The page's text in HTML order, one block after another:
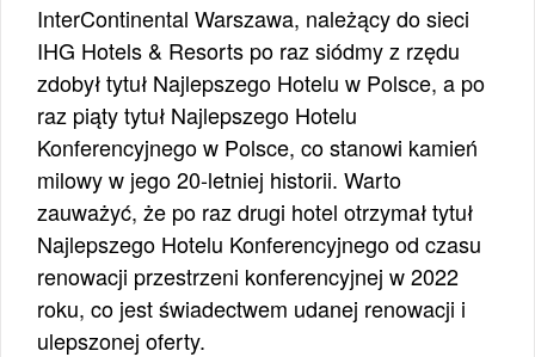
InterContinental Warszawa, należący do sieci
IHG Hotels & Resorts po raz siódmy z rzędu
zdobył tytuł Najlepszego Hotelu w Polsce, a po
raz piąty tytuł Najlepszego Hotelu
Konferencyjnego w Polsce, co stanowi kamień
milowy w jego 20-letniej historii. Warto
zauważyć, że po raz drugi hotel otrzymał tytuł
Najlepszego Hotelu Konferencyjnego od czasu
renowacji przestrzeni konferencyjnej w 2022
roku, co jest świadectwem udanej renowacji i
ulepszonej oferty.